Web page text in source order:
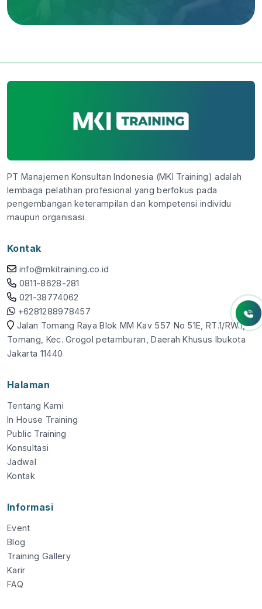
PT Manajemen Konsultan Indonesia (MKI Training) adalah
lembaga pelatihan profesional yang berfokus pada
pengembangan keterampilan dan kompetensi individu
maupun organisasi.
Kontak
info@mkitraining.co.id
0811-8628-281
021-38774062
+6281288978457
Jalan Tomang Raya Blok MM Kav 557 No 51E, RT.1/RW.1,
Tomang, Kec. Grogol petamburan, Daerah Khusus Ibukota
Jakarta 11440
Halaman
Tentang Kami
In House Training
Public Training
Konsultasi
Jadwal
Kontak
Informasi
Event
Blog
Training Gallery
Karir
FAQ